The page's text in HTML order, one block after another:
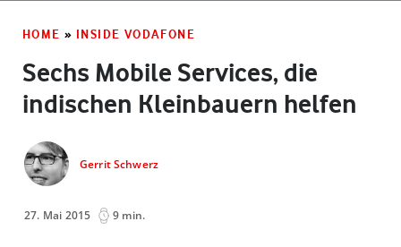
HOME » INSIDE VODAFONE
Sechs Mobile Services, die
indischen Kleinbauern helfen
Gerrit Schwerz
27. Mai 2015 9 min.